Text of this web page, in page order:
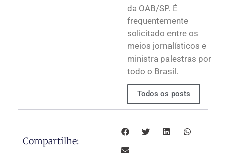
da OAB/SP. É
frequentemente
solicitado entre os
meios jornalísticos e
ministra palestras por
todo o Brasil.
Todos os posts
Compartilhe: